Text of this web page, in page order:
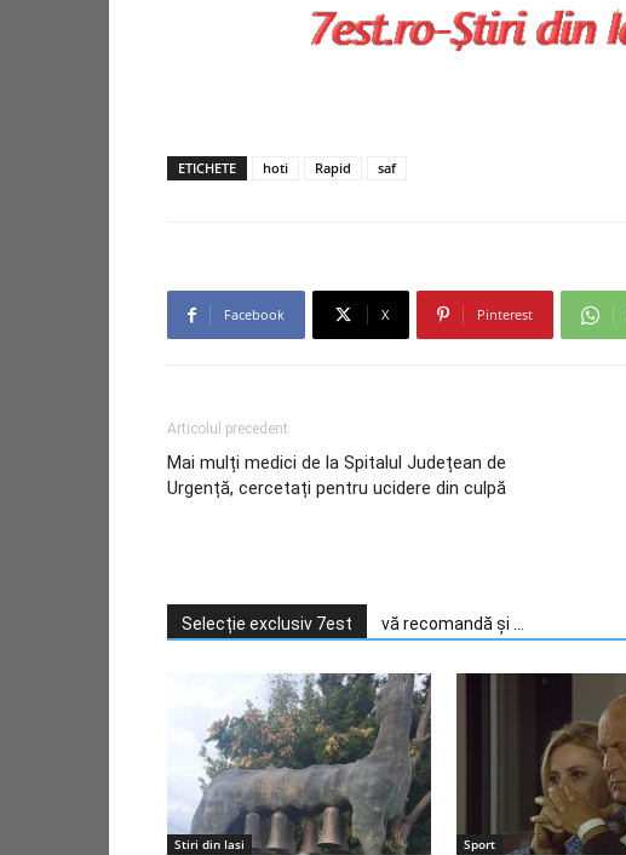
ETICHETE hoti Rapid saf
Facebook X Pinterest
Articolul precedent
Mai mulți medici de la Spitalul Județean de
Urgență, cercetați pentru ucidere din culpă
Selecție exclusiv 7est vă recomandă și ...
Stiri din Iasi Sport